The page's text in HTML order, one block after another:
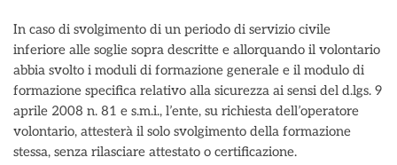
In caso di svolgimento di un periodo di servizio civile
inferiore alle soglie sopra descritte e allorquando il volontario
abbia svolto i moduli di formazione generale e il modulo di
formazione specifica relativo alla sicurezza ai sensi del d.lgs. 9
aprile 2008 n. 81 e s.m.i., l’ente, su richiesta dell’operatore
volontario, attesterà il solo svolgimento della formazione
stessa, senza rilasciare attestato o certificazione.